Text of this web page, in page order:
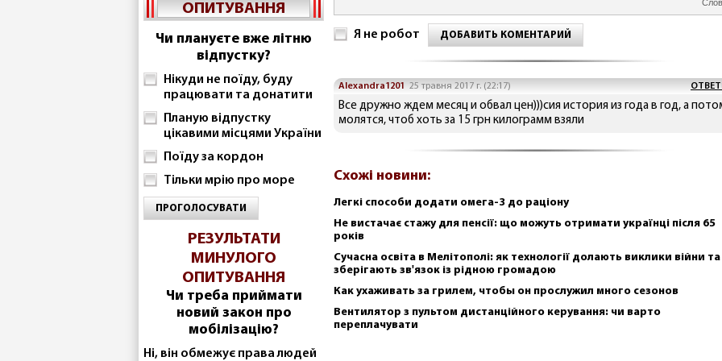
ОПИТУВАННЯ
Чи плануєте вже літню
відпустку?
Нікуди не поїду, буду
працювати та донатити
Планую відпустку
цікавими місцями України
Поїду за кордон
Тільки мрію про море
ПРОГОЛОСУВАТИ
РЕЗУЛЬТАТИ
МИНУЛОГО
ОПИТУВАННЯ
Чи треба приймати
новий закон про
мобілізацію?
Ні, він обмежує права людей
Я не робот ДОБАВИТЬ КОМЕНТАРИЙ
Alexandra1201 25 травня 2017 г. (22:17)
Все дружно ждем месяц и обвал цен)))сия история из года в год, а
молятся, чтоб хоть за 15 грн килограмм взяли
Схожі новини:
Легкі способи додати омега-3 до раціону
Не вистачає стажу для пенсії: що можуть отримати українці після 65
років
Сучасна освіта в Мелітополі: як технології долають виклики війни та
зберігають зв'язок із рідною громадою
Как ухаживать за грилем, чтобы он прослужил много сезонов
Вентилятор з пультом дистанційного керування: чи варто
переплачувати